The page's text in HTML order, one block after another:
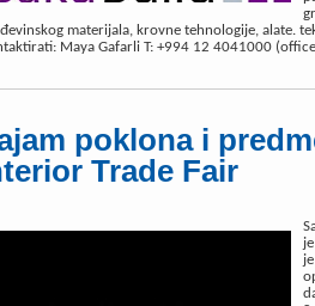
materijala, krovne tehnologije, alate.
Maya Gafarli T: +994 12 4041000
poklona i
Trade Fair